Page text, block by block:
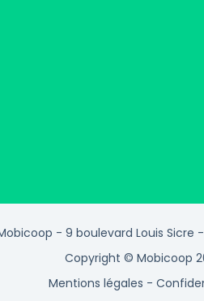
- 9 boulevard Louis Sicre
Copyright © Mobicoop
Mentions légales -